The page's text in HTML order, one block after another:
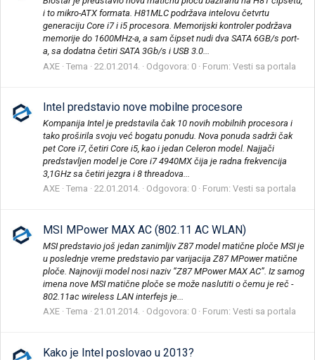
i to mikro-ATX formata. H81MLC podržava intelovu četvrtu
generaciju Core i7 i i5 procesora. Memorijski kontroler podržava
memorije do 1600MHz-a, a sam čipset nudi dva SATA 6GB/s port-
a, sa dodatna četiri SATA 3Gb/s i USB 3.0...
AXE Tema 22.01.2014. Odgovora: 0 Forum: Vesti sa portala
Intel predstavio nove mobilne procesore
Kompanija Intel je predstavila čak 10 novih mobilnih procesora i
tako proširila svoju već bogatu ponudu. Nova ponuda sadrži čak
pet Core i7, četiri Core i5, kao i jedan Celeron model. Najjači
predstavljen model je Core i7 4940MX čija je radna frekvencija
3,1GHz sa četiri jezgra i 8 threadova...
AXE Tema 22.01.2014. Odgovora: 0 Forum: Vesti sa portala
MSI MPower MAX AC (802.11 AC WLAN)
MSI predstavio još jedan zanimljiv Z87 model matične ploče MSI je
u poslednje vreme predstavio par varijacija Z87 MPower matične
ploče. Najnoviji model nosi naziv “Z87 MPower MAX AC”. Iz samog
imena nove MSI matične ploče se može naslutiti o čemu je reč -
802.11ac wireless LAN interfejs je...
AXE Tema 21.01.2014. Odgovora: 0 Forum: Vesti sa portala
Kako je Intel poslovao u 2013?